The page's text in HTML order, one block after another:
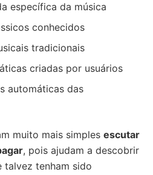
específica da música
conhecidos
tradicionais
criadas por usuários
automáticas das
muito mais simples escutar
, pois ajudam a descobrir
talvez tenham sido